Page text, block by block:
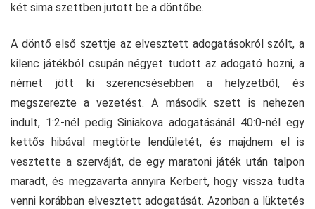
két sima szettben jutott be a döntőbe.
A döntő első szettje az elvesztett adogatásokról szólt, a
kilenc játékból csupán négyet tudott az adogató hozni, a
német jött ki szerencsésebben a helyzetből, és
megszerezte a vezetést. A második szett is nehezen
indult, 1:2-nél pedig Siniakova adogatásánál 40:0-nél egy
kettős hibával megtörte lendületét, és majdnem el is
vesztette a szerváját, de egy maratoni játék után talpon
maradt, és megzavarta annyira Kerbert, hogy vissza tudta
venni korábban elvesztett adogatását. Azonban a lüktetés